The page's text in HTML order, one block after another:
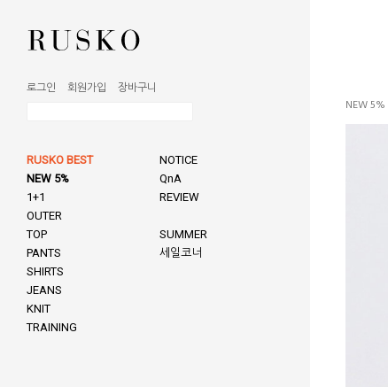
로그인 회원가입 장바구니
RUSKO BEST
NEW 5%
1+1
OUTER
TOP
PANTS
SHIRTS
JEANS
KNIT
TRAINING
NOTICE
QnA
REVIEW
SUMMER
세일코너
NEW 5%